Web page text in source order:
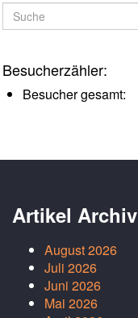
Suche
Besucherzähler:
Besucher gesamt:
Artikel Archiv
August 2026
Juli 2026
Juni 2026
Mai 2026